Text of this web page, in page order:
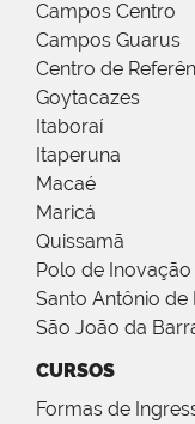
Campos Centro
Campos Guarus
Centro de
Goytacazes
Itaboraí
Itaperuna
Macaé
Maricá
Quissamã
Polo de
Santo Antônio de
São João da
CURSOS
Formas de